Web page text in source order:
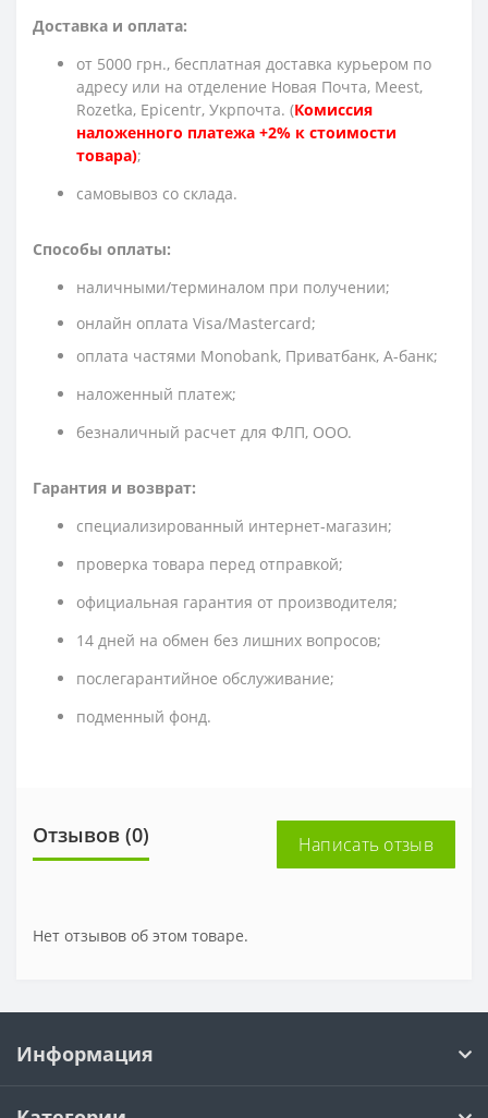
Доставка и оплата:
от 5000 грн., бесплатная доставка курьером по
адресу или на отделение Новая Почта, Meest,
Rozetka, Epicentr, Укрпочта. (Комиссия
наложенного платежа +2% к стоимости
товара);
cамовывоз со склада.
Способы оплаты:
наличными/терминалом при получении;
онлайн оплата Visa/Mastercard;
оплата частями Monobank, Приватбанк, А-банк;
наложенный платеж;
безналичный расчет для ФЛП, ООО.
Гарантия и возврат:
специализированный интернет-магазин;
проверка товара перед отправкой;
официальная гарантия от производителя;
14 дней на обмен без лишних вопросов;
послегарантийное обслуживание;
подменный фонд.
Отзывов (0) Написать отзыв
Нет отзывов об этом товаре.
Информация